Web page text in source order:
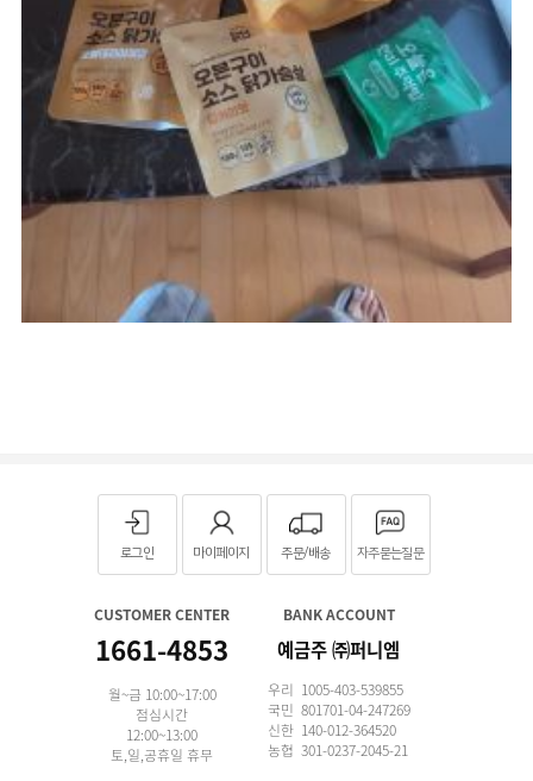
로그인 마이페이지 주문/배송 자주묻는질문
CUSTOMER CENTER
1661-4853
월~금 10:00~17:00
점심시간
12:00~13:00
토,일,공휴일 휴무
BANK ACCOUNT
예금주 ㈜퍼니엠
우리 1005-403-539855
국민 801701-04-247269
신한 140-012-364520
농협 301-0237-2045-21